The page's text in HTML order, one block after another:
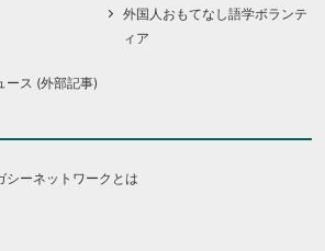
外国人おもてなし語学ボランテ
ィア
ース (外部記事)
シーネットワークとは